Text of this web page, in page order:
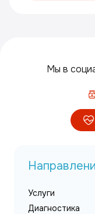
Мы в
Услуги
Диагностика